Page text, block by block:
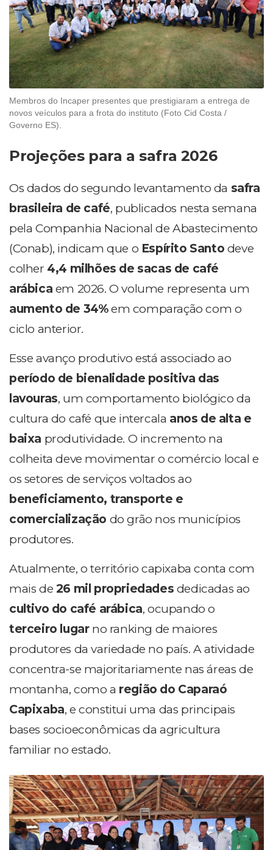
Membros do Incaper presentes que prestigiaram a entrega de
novos veículos para a frota do instituto (Foto Cid Costa /
Governo ES).
Projeções para a safra 2026
Os dados do segundo levantamento da safra
brasileira de café, publicados nesta semana
pela Companhia Nacional de Abastecimento
(Conab), indicam que o Espírito Santo deve
colher 4,4 milhões de sacas de café
arábica em 2026. O volume representa um
aumento de 34%em comparação com o
ciclo anterior.
Esse avanço produtivo está associado ao
período de bienalidade positiva das
lavouras, um comportamento biológico da
cultura do café que intercala anos de alta e
baixa produtividade. O incremento na
colheita deve movimentar o comércio local e
os setores de serviços voltados ao
beneficiamento, transporte e
comercialização do grão nos municípios
produtores.
Atualmente, o território capixaba conta com
mais de 26 mil propriedades dedicadas ao
cultivo do café arábica, ocupando o
terceiro lugarno ranking de maiores
produtores da variedade no país. A atividade
concentra-se majoritariamente nas áreas de
montanha, como a região do Caparaó
Capixaba, e constitui uma das principais
bases socioeconômicas da agricultura
familiar no estado.